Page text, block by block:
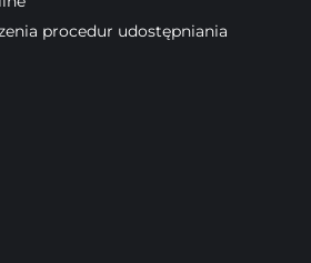
procedur udostępniania